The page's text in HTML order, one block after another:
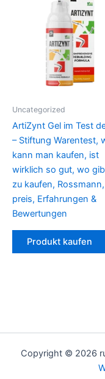
Uncategorized
ArtiZynt Gel im Test
– Stiftung Warentest,
kann man kaufen, ist
wirklich so gut, wo
zu kaufen,
preis, Erfahrungen &
Bewertungen
Produkt kaufen
Copyright © 2026